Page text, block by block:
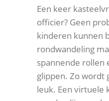
Een keer
officier? Geen
kinderen kunnen
rondwandeling
spannende rollen
glippen. Zo wordt
leuk. Een virtuele